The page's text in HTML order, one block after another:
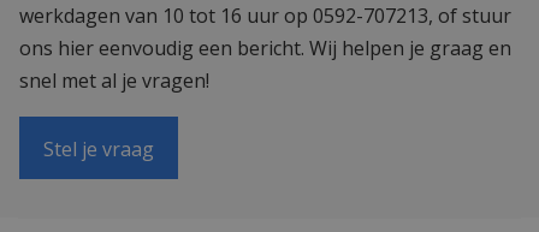
werkdagen van 10 tot 16 uur op 0592-707213, of stuur
ons hier eenvoudig een bericht. Wij helpen je graag en
snel met al je vragen!
Stel je vraag